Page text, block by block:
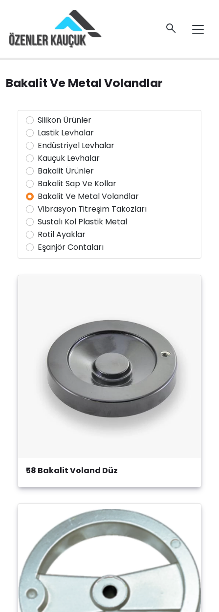
Bakalit Ve Metal Volandlar
Silikon Ürünler
Lastik Levhalar
Endüstriyel Levhalar
Kauçuk Levhalar
Bakalit Ürünler
Bakalit Sap Ve Kollar
Bakalit Ve Metal Volandlar
Vibrasyon Titreşim Takozları
Sustalı Kol Plastik Metal
Rotil Ayaklar
Eşanjör Contaları
58 Bakalit Voland Düz